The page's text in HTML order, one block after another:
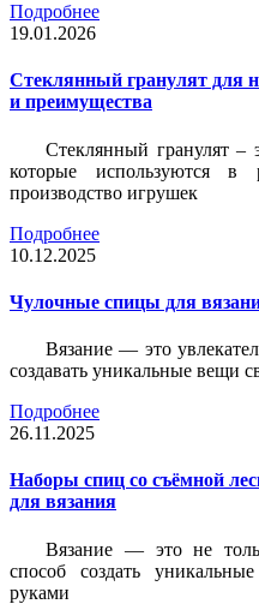
Подробнее
19.01.2026
Стеклянный гранулят для
и преимущества
Стеклянный гранулят –
которые используются в
производство игрушек
Подробнее
10.12.2025
Чулочные спицы для
Вязание — это
создавать уникальные вещи
Подробнее
26.11.2025
Наборы спиц со съёмной
для вязания
Вязание — это не
способ создать
руками